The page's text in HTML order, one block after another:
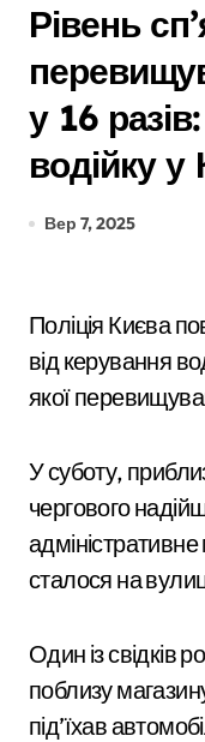
Рівень
у 16
водійку у
Вер 7, 2025
Поліція Києва повідомила, що відсторонила
від керування
якої
У суботу,
чергового
сталося на
Один із свідків
поблизу
під’їхав